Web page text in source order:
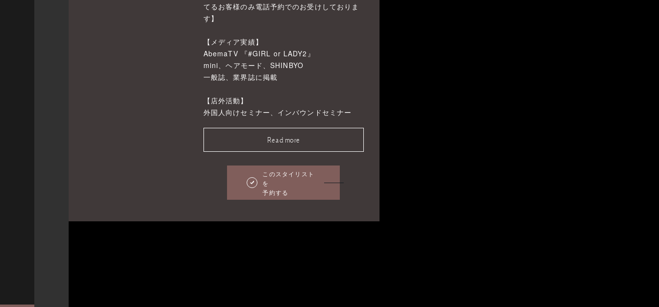
てるお客様のみ電話予約でのお受けしておりま
す】
【メディア実績】
AbemaTV 『#GIRL or LADY2』
mini、ヘアモード、SHINBYO
一般誌、業界誌に掲載
【店外活動】
外国人向けセミナー、インバウンドセミナー
Read more
このスタイリスト
を
予約する